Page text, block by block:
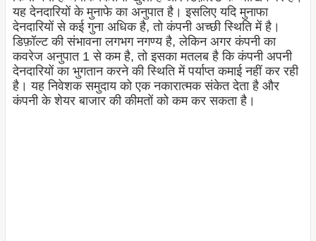
यह देनदारियों के मुनाफे का अनुपात है। इसलिए यदि मुनाफा
देनदारियों से कई गुना अधिक है, तो कंपनी अच्छी स्थिति में है।
डिफ़ॉल्ट की संभावना लगभग नगण्य है, लेकिन अगर कंपनी का
कवरेज अनुपात 1 से कम है, तो इसका मतलब है कि कंपनी अपनी
देनदारियों का भुगतान करने की स्थिति में पर्याप्त कमाई नहीं कर रही
है। यह निवेशक समुदाय को एक नकारात्मक संकेत देता है और
कंपनी के शेयर बाजार की कीमतों को कम कर सकता है।